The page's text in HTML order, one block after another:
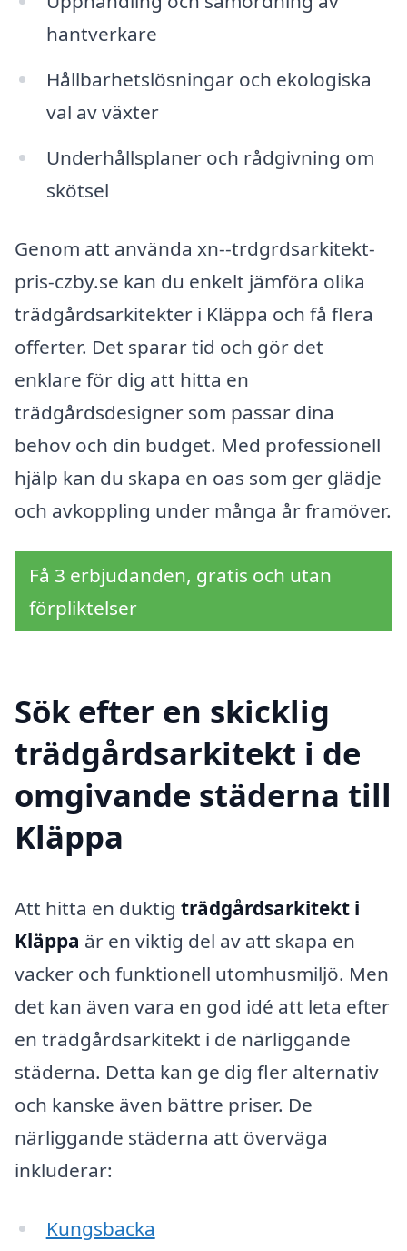
hantverkare
Hållbarhetslösningar och ekologiska
val av växter
Underhållsplaner och rådgivning om
skötsel
Genom att använda xn--trdgrdsarkitekt-
pris-czby.se kan du enkelt jämföra olika
trädgårdsarkitekter i Kläppa och få flera
offerter. Det sparar tid och gör det
enklare för dig att hitta en
trädgårdsdesigner som passar dina
behov och din budget. Med professionell
hjälp kan du skapa en oas som ger glädje
och avkoppling under många år framöver.
Få 3 erbjudanden, gratis och utan
förpliktelser
Sök efter en skicklig
trädgårdsarkitekt i de
omgivande städerna till
Kläppa
Att hitta en duktig trädgårdsarkitekt i
Kläppa är en viktig del av att skapa en
vacker och funktionell utomhusmiljö. Men
det kan även vara en god idé att leta efter
en trädgårdsarkitekt i de närliggande
städerna. Detta kan ge dig fler alternativ
och kanske även bättre priser. De
närliggande städerna att överväga
inkluderar:
Kungsbacka